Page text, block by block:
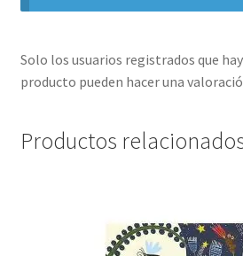
Solo los usuarios registrados que
producto pueden hacer una
Productos